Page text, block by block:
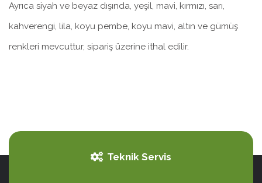
Ayrıca siyah ve beyaz dışında, yeşil, mavi, kırmızı, sarı,
kahverengi, lila, koyu pembe, koyu mavi, altın ve gümüş
renkleri mevcuttur, sipariş üzerine ithal edilir.
Teknik Servis